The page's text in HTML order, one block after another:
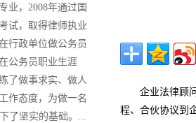
业，2008年通过国
试，取得律师执业
行政单位做公务员
公务员职业生涯
了做事求实、做人
作态度，为做一名
了坚实的基础。...
企业法律顾
程、合伙协议到